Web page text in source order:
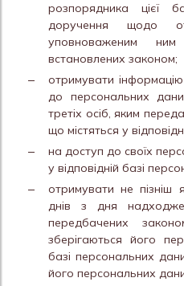
розпорядника цієї
доручення щодо
уповноваженим
встановлених законом;
отримувати
до персональних
третіх осіб, яким
що містяться у
на доступ до своїх
у відповідній базі
отримувати не пізніш
днів з дня
передбачених
зберігаються його
базі персональних
його персональних